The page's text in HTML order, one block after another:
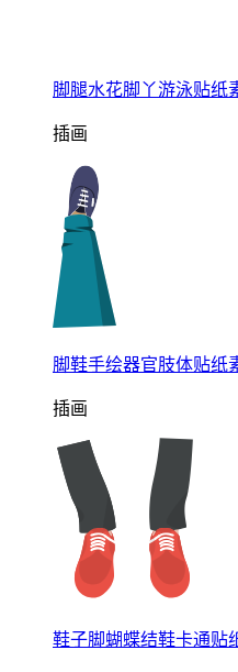
脚腿水花脚丫游泳贴纸
插画
脚鞋手绘器官肢体贴纸
插画
鞋子脚蝴蝶结鞋卡通贴